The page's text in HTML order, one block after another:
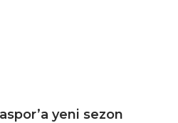
yeni sezon